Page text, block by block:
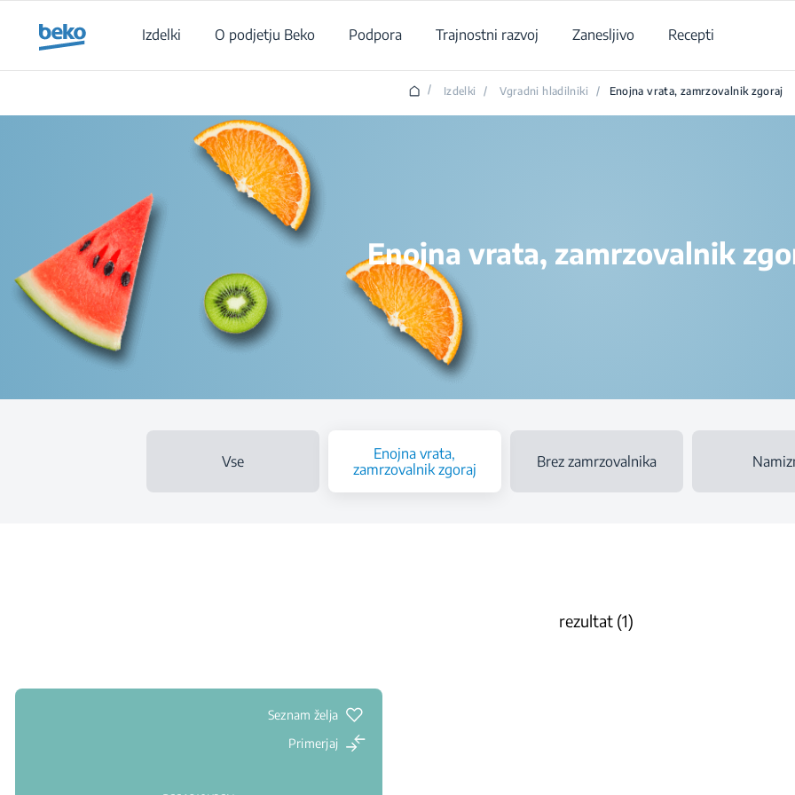
Izdelki
O podjetju Beko Podpora Trajnostni razvoj Zanesljivo Recepti
/ Izdelki / Vgradni hladilniki / Enojna vrata, zamrzovalnik zgoraj
Enojna vrata, zamrzovalnik
Vse
Enojna vrata,
zamrzovalnik zgoraj
Brez zamrzovalnika
rezultat (1)
Seznam želja
Primerjaj